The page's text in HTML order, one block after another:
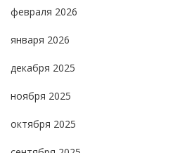
февраля 2026
января 2026
декабря 2025
ноября 2025
октября 2025